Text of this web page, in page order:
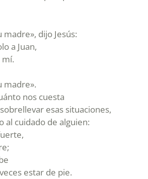
dijo Jesús:
a Juan,
madre».
nos cuesta
esas situaciones,
al cuidado de alguien:
estar de pie.